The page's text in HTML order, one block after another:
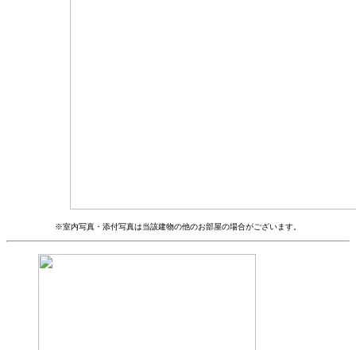
※室内写真・添付写真は当該建物の他のお部屋の場合がございます。